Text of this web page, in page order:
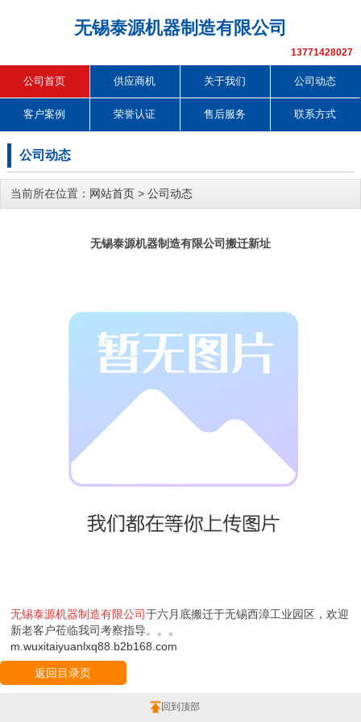
无锡泰源机器制造有限公司
13771428027
公司首页 供应商机 关于我们 公司动态
客户案例 荣誉认证 售后服务 联系方式
公司动态
当前所在位置： 网站首页 > 公司动态
无锡泰源机器制造有限公司搬迁新址
无锡泰源机器制造有限公司于六月底搬迁于无锡西漳工业园区，欢迎
新老客户莅临我司考察指导。。。
m.wuxitaiyuanlxq88.b2b168.com
返回目录页
回到顶部